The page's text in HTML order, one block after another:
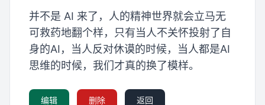
并不是 AI 来了，人的精神世界就会立马无
可救药地翻个样，只有当人不关怀投射了自
身的AI，当人反对休谟的时候，当人都是AI
思维的时候，我们才真的换了模样。
编辑 删除 返回